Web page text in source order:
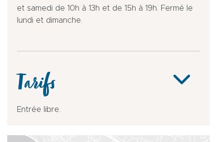
et samedi de 10h à 13h et de 15h à 19h. Fermé le
lundi et dimanche.
Tarifs
Entrée libre.